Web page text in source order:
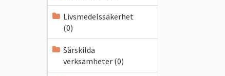
Livsmedelssäkerhet
(0)
Särskilda
verksamheter (0)